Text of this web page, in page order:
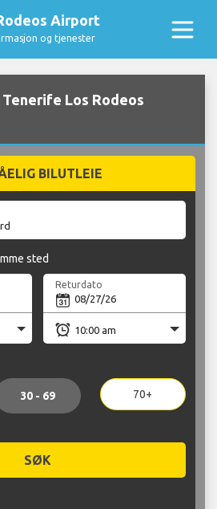
Airport
og tjenester
Los Rodeos
BILUTLEIE
sted
Returdato
30 - 69 70+
SØK